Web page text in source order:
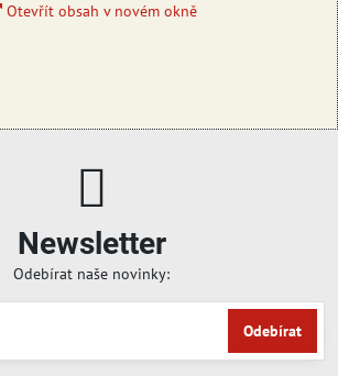
Otevřít obsah v novém okně
Newsletter
Odebírat naše novinky:
Odebírat